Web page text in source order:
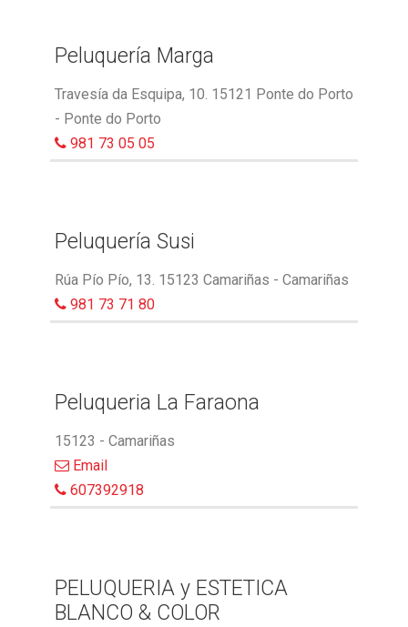
Peluquería Marga
Travesía da Esquipa, 10. 15121 Ponte do Porto
- Ponte do Porto
981 73 05 05
Peluquería Susi
Rúa Pío Pío, 13. 15123 Camariñas - Camariñas
981 73 71 80
Peluqueria La Faraona
15123 - Camariñas
Email
607392918
PELUQUERIA y ESTETICA
BLANCO & COLOR